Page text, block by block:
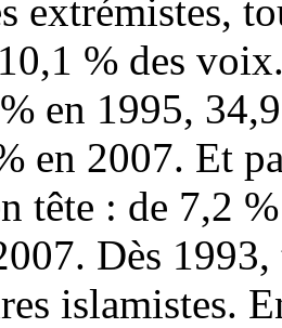
extrémistes,
% des
en 1995,
en 2007. Et
tête : de 7,2
Dès
islamistes.